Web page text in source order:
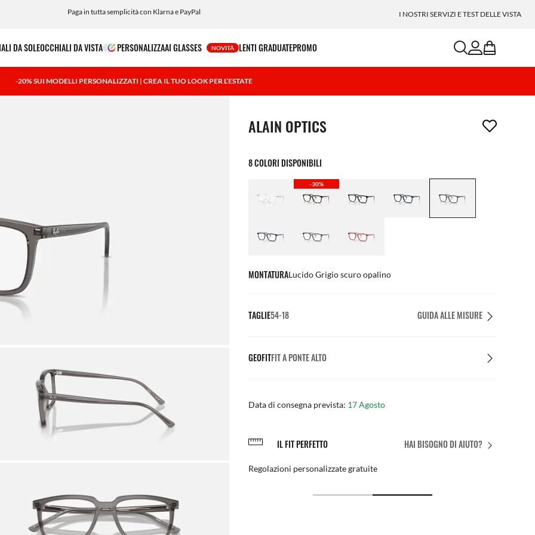
Paga in tutta semplicità con Klarna e PayPal I NOSTRI SERVIZI E TEST DELLE VISTA
DA SOLEOCCHIALI DA VISTA PERSONALIZZAAI GLASSES NOVITÀ LENTI GRADUATEPROMO searchaccount
bag
-20% SUI MODELLI PERSONALIZZATI | CREA IL TUO LOOK PER L’ESTATE
1 articolo è stato aggiunto alla tua wishlist
ALAIN OPTICS
8 COLORI DISPONIBILI
-30%
MONTATURALucido Grigio scuro opalino
TAGLIE54-18 GUIDA ALLE MISURE
GEOFITFIT A PONTE ALTO
Data di consegna prevista: 17 Agosto
HAI BISOGNO DI AIUTO?
IL FIT PERFETTO
Regolazioni personalizzate gratuite